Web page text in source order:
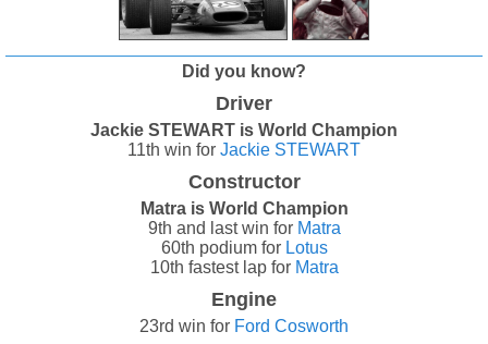
Did you know?
Driver
Jackie STEWART is World Champion
11th win for Jackie STEWART
Constructor
Matra is World Champion
9th and last win for Matra
60th podium for Lotus
10th fastest lap for Matra
Engine
23rd win for Ford Cosworth